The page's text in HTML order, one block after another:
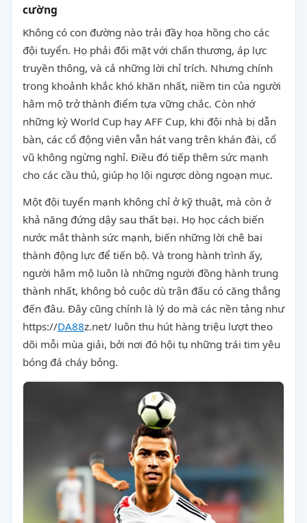
cường
Không có con đường nào trải đầy hoa hồng cho các
đội tuyển. Họ phải đối mặt với chấn thương, áp lực
truyền thông, và cả những lời chỉ trích. Nhưng chính
trong khoảnh khắc khó khăn nhất, niềm tin của người
hâm mộ trở thành điểm tựa vững chắc. Còn nhớ
những kỳ World Cup hay AFF Cup, khi đội nhà bị dẫn
bàn, các cổ động viên vẫn hát vang trên khán đài, cổ
vũ không ngừng nghỉ. Điều đó tiếp thêm sức mạnh
cho các cầu thủ, giúp họ lội ngược dòng ngoạn mục.
Một đội tuyển mạnh không chỉ ở kỹ thuật, mà còn ở
khả năng đứng dậy sau thất bại. Họ học cách biến
nước mắt thành sức mạnh, biến những lời chê bai
thành động lực để tiến bộ. Và trong hành trình ấy,
người hâm mộ luôn là những người đồng hành trung
thành nhất, không bỏ cuộc dù trận đấu có căng thẳng
đến đâu. Đây cũng chính là lý do mà các nền tảng như
https://DA88z.net/ luôn thu hút hàng triệu lượt theo
dõi mỗi mùa giải, bởi nơi đó hội tụ những trái tim yêu
bóng đá cháy bỏng.